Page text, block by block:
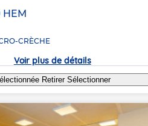
HEM
CRÈCHE
Voir plus de détails
RetirerSélectionner